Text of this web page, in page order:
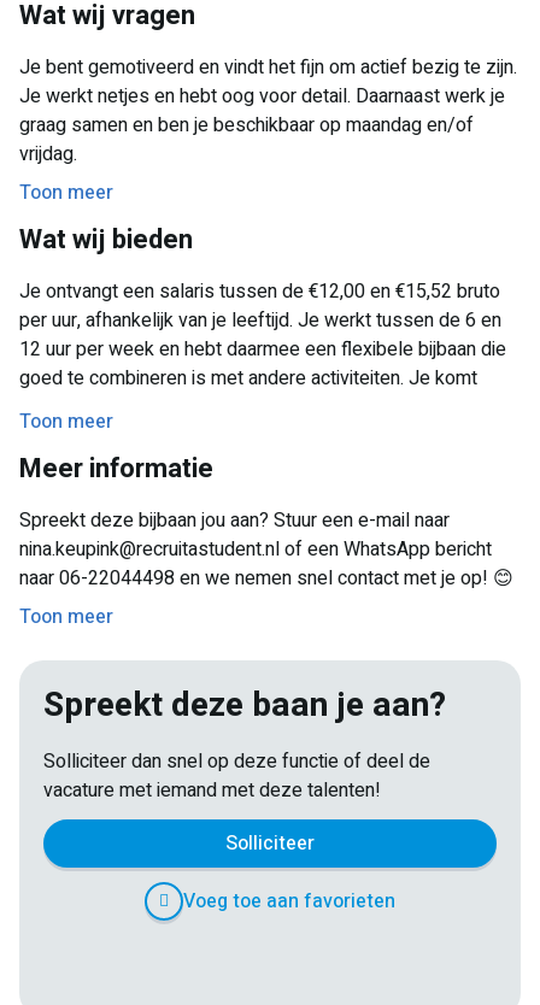
Wat wij vragen
Je bent gemotiveerd en vindt het fijn om actief bezig te zijn.
Je werkt netjes en hebt oog voor detail. Daarnaast werk je
graag samen en ben je beschikbaar op maandag en/of
vrijdag.
Toon meer
Wat wij bieden
Je ontvangt een salaris tussen de €12,00 en €15,52 bruto
per uur, afhankelijk van je leeftijd. Je werkt tussen de 6 en
12 uur per week en hebt daarmee een flexibele bijbaan die
goed te combineren is met andere activiteiten. Je komt
terecht in een gezellig team en werkt in een prettige
omgeving.
Toon meer
Meer informatie
Spreekt deze bijbaan jou aan? Stuur een e-mail naar
nina.keupink@recruitastudent.nl of een WhatsApp bericht
naar 06-22044498 en we nemen snel contact met je op! 😊
Toon meer
Spreekt deze baan je aan?
Solliciteer dan snel op deze functie of deel de
vacature met iemand met deze talenten!
Solliciteer
Voeg toe aan favorieten